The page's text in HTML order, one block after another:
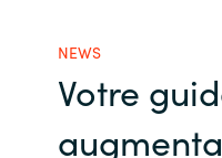
Ressources
NEWS
Votre